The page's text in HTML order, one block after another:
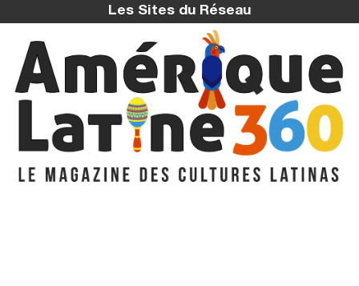
Les Sites du Réseau